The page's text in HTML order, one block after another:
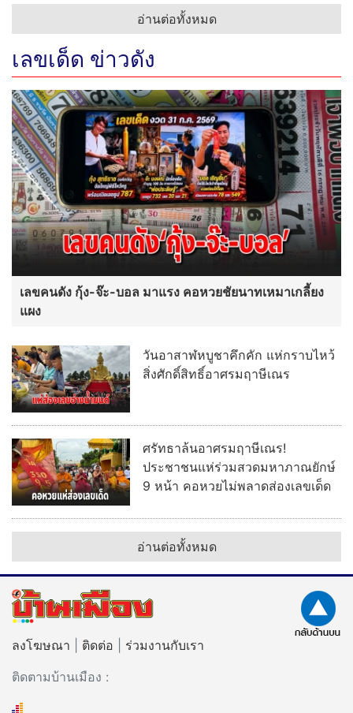
อ่านต่อทั้งหมด
เลขเด็ด ข่าวดัง
เลขคนดัง กุ้ง-จ๊ะ-บอล มาแรง คอหวยชัยนาทเหมาเกลี้ยง
แผง
วันอาสาฬหบูชาคึกคัก แห่กราบไหว้
สิ่งศักดิ์สิทธิ์อาศรมฤาษีเณร
ศรัทธาล้นอาศรมฤาษีเณร!
ประชาชนแห่ร่วมสวดมหาภาณยักษ์
9 หน้า คอหวยไม่พลาดส่องเลขเด็ด
อ่านต่อทั้งหมด
ลงโฆษณา ติดต่อ
ร่วมงานกับเรา
ติดตามบ้านเมือง :